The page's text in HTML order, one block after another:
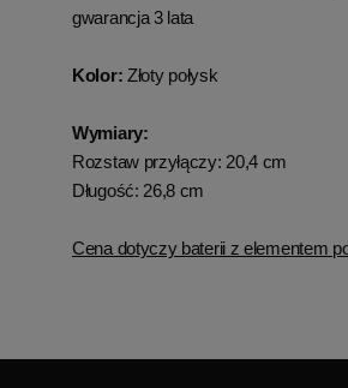
gwarancja 3 lata
Kolor: Złoty połysk
Wymiary:
Rozstaw przyłączy: 20,4 cm
Długość: 26,8 cm
Cena dotyczy baterii z elementem